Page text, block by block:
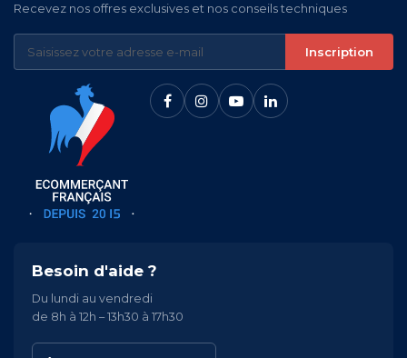
Recevez nos offres exclusives et nos conseils techniques
Inscription
Besoin d'aide ?
Du lundi au vendredi
de 8h à 12h – 13h30 à 17h30